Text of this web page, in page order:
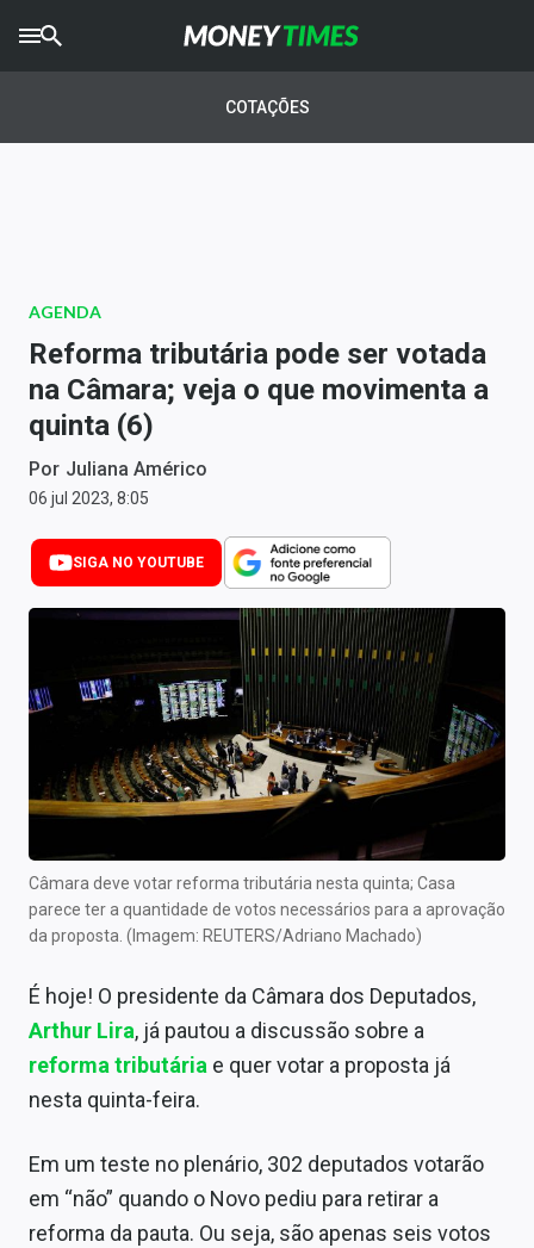
AGROTIMES
Newsletters
Money Trader
Anuncie
Últimas Notícias
Newsletters
Cotações
Carteiras Recomendadas
Central de Dividendos
Central de Fundos Imobiliários
Central dos IPOs
Renda Fixa
Mercados
Economia
Política
COTAÇÕES
AGENDA
Reforma tributária pode ser votada
na Câmara; veja o que movimenta a
quinta (6)
Por Juliana Américo
06 jul 2023, 8:05
SIGA NO YOUTUBE
Câmara deve votar reforma tributária nesta quinta; Casa
parece ter a quantidade de votos necessários para a aprovação
da proposta. (Imagem: REUTERS/Adriano Machado)
É hoje! O presidente da Câmara dos Deputados,
Arthur Lira, já pautou a discussão sobre a
reforma tributária e quer votar a proposta já
nesta quinta-feira.
Em um teste no plenário, 302 deputados votarão
em “não” quando o Novo pediu para retirar a
reforma da pauta. Ou seja, são apenas seis votos